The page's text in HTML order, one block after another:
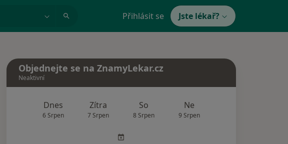
Přihlásit se Jste lékař?
Objednejte se na ZnamyLekar.cz
Neaktivní
Dnes
6 Srpen
Zítra
7 Srpen
So
8 Srpen
Ne
9 Srpen